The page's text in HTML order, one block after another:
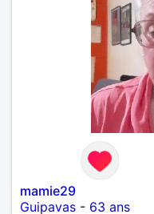
mamie29
Guipavas - 63 ans